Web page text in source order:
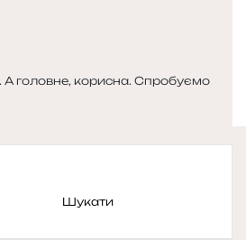
А головне, корисна. Спробуємо